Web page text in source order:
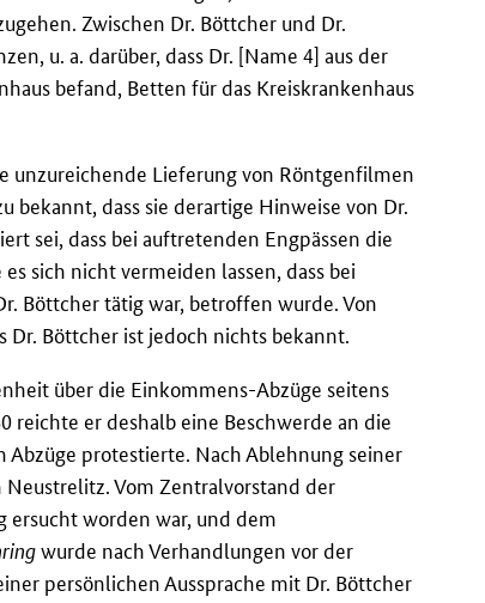
Zwischen Dr. Böttcher und Dr.
u. a. darüber, dass Dr. [Name 4] aus der
befand, Betten für das Kreiskrankenhaus
unzureichende Lieferung von Röntgenfilmen
bekannt, dass sie derartige Hinweise von Dr.
sei, dass bei auftretenden Engpässen die
sich nicht vermeiden lassen, dass bei
Böttcher tätig war, betroffen wurde. Von
Dr. Böttcher ist jedoch nichts bekannt.
über die Einkommens-Abzüge seitens
reichte er deshalb eine Beschwerde an die
protestierte. Nach Ablehnung seiner
Neustrelitz. Vom Zentralvorstand der
ersucht worden war, und dem
wurde nach Verhandlungen vor der
persönlichen Aussprache mit Dr. Böttcher